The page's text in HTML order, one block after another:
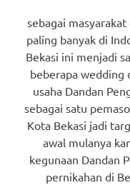
sebagai
paling banyak di
Bekasi ini menjadi
beberapa wedding
usaha Dandan
sebagai satu
Kota Bekasi jadi
awal mulanya
kegunaan Dandan
pernikahan di